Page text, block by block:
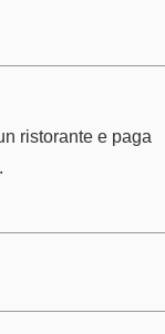
ristorante e paga